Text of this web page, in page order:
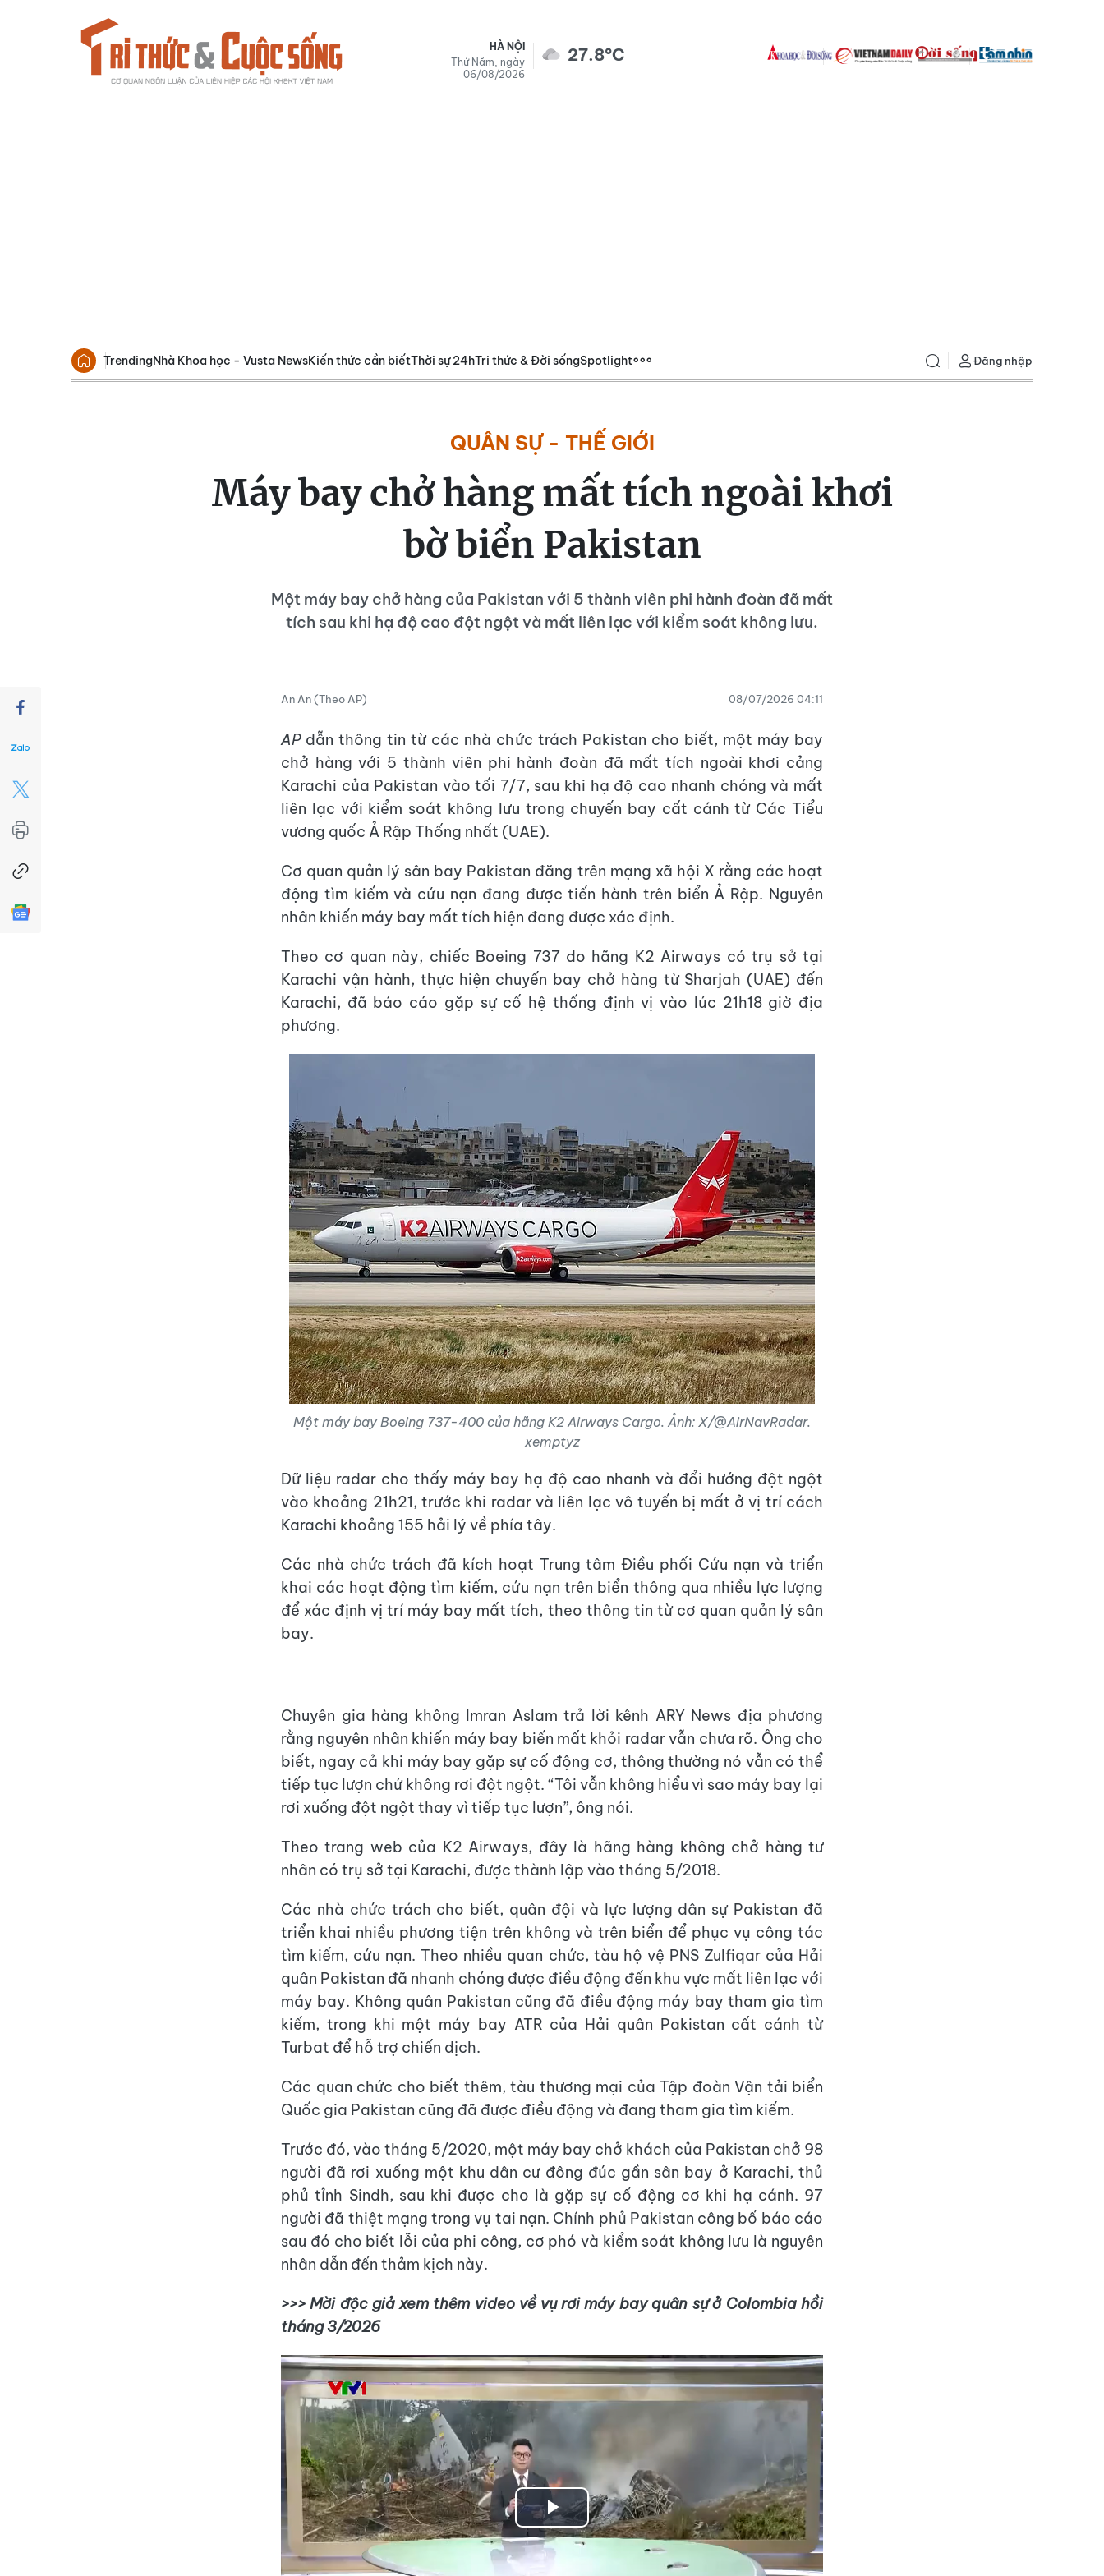
HÀ NỘI
Thứ Năm, ngày
06/08/2026
27.8°C
TrendingNhà Khoa học - Vusta NewsKiến thức cần biếtThời sự 24hTri thức & Đời sốngSpotlight Đăng nhập
QUÂN SỰ - THẾ GIỚI
Máy bay chở hàng mất tích ngoài khơi
bờ biển Pakistan
Một máy bay chở hàng của Pakistan với 5 thành viên phi hành đoàn đã mất
tích sau khi hạ độ cao đột ngột và mất liên lạc với kiểm soát không lưu.
An An (Theo AP) 08/07/2026 04:11
APdẫn thông tin từ các nhà chức trách Pakistan cho biết, một máy bay
chở hàng với 5 thành viên phi hành đoàn đã mất tích ngoài khơi cảng
Karachi của Pakistan vào tối 7/7, sau khi hạ độ cao nhanh chóng và mất
liên lạc với kiểm soát không lưu trong chuyến bay cất cánh từ Các Tiểu
vương quốc Ả Rập Thống nhất (UAE).
Cơ quan quản lý sân bay Pakistan đăng trên mạng xã hội X rằng các hoạt
động tìm kiếm và cứu nạn đang được tiến hành trên biển Ả Rập. Nguyên
nhân khiến máy bay mất tích hiện đang được xác định.
Theo cơ quan này, chiếc Boeing 737 do hãng K2 Airways có trụ sở tại
Karachi vận hành, thực hiện chuyến bay chở hàng từ Sharjah (UAE) đến
Karachi, đã báo cáo gặp sự cố hệ thống định vị vào lúc 21h18 giờ địa
phương.
Một máy bay Boeing 737-400 của hãng K2 Airways Cargo. Ảnh: X/@AirNavRadar.
xemptyz
Dữ liệu radar cho thấy máy bay hạ độ cao nhanh và đổi hướng đột ngột
vào khoảng 21h21, trước khi radar và liên lạc vô tuyến bị mất ở vị trí cách
Karachi khoảng 155 hải lý về phía tây.
Các nhà chức trách đã kích hoạt Trung tâm Điều phối Cứu nạn và triển
khai các hoạt động tìm kiếm, cứu nạn trên biển thông qua nhiều lực lượng
để xác định vị trí máy bay mất tích, theo thông tin từ cơ quan quản lý sân
bay.
Chuyên gia hàng không Imran Aslam trả lời kênh ARY News địa phương
rằng nguyên nhân khiến máy bay biến mất khỏi radar vẫn chưa rõ. Ông cho
biết, ngay cả khi máy bay gặp sự cố động cơ, thông thường nó vẫn có thể
tiếp tục lượn chứ không rơi đột ngột. “Tôi vẫn không hiểu vì sao máy bay lại
rơi xuống đột ngột thay vì tiếp tục lượn”, ông nói.
Theo trang web của K2 Airways, đây là hãng hàng không chở hàng tư
nhân có trụ sở tại Karachi, được thành lập vào tháng 5/2018.
Các nhà chức trách cho biết, quân đội và lực lượng dân sự Pakistan đã
triển khai nhiều phương tiện trên không và trên biển để phục vụ công tác
tìm kiếm, cứu nạn. Theo nhiều quan chức, tàu hộ vệ PNS Zulfiqar của Hải
quân Pakistan đã nhanh chóng được điều động đến khu vực mất liên lạc với
máy bay. Không quân Pakistan cũng đã điều động máy bay tham gia tìm
kiếm, trong khi một máy bay ATR của Hải quân Pakistan cất cánh từ
Turbat để hỗ trợ chiến dịch.
Các quan chức cho biết thêm, tàu thương mại của Tập đoàn Vận tải biển
Quốc gia Pakistan cũng đã được điều động và đang tham gia tìm kiếm.
Trước đó, vào tháng 5/2020, một máy bay chở khách của Pakistan chở 98
người đã rơi xuống một khu dân cư đông đúc gần sân bay ở Karachi, thủ
phủ tỉnh Sindh, sau khi được cho là gặp sự cố động cơ khi hạ cánh. 97
người đã thiệt mạng trong vụ tai nạn. Chính phủ Pakistan công bố báo cáo
sau đó cho biết lỗi của phi công, cơ phó và kiểm soát không lưu là nguyên
nhân dẫn đến thảm kịch này.
>>> Mời độc giả xem thêm video về vụ rơi máy bay quân sự ở Colombia hồi
tháng 3/2026
Play
Video